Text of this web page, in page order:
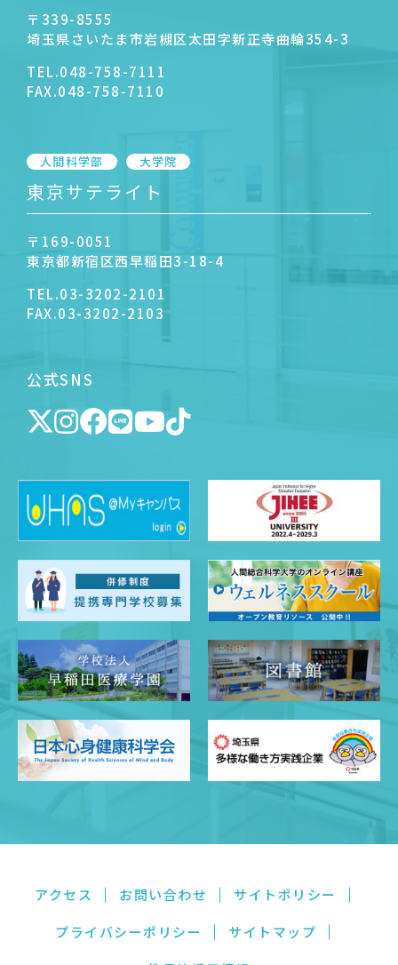
〒339-8555
埼玉県さいたま市岩槻区太田字新正寺曲輪354-3
TEL.048-758-7111
FAX.048-758-7110
人間科学部 大学院
東京サテライト
〒169-0051
東京都新宿区西早稲田3-18-4
TEL.03-3202-2101
FAX.03-3202-2103
公式SNS
アクセス お問い合わせ
サイトポリシー
プライバシーポリシー
サイトマップ